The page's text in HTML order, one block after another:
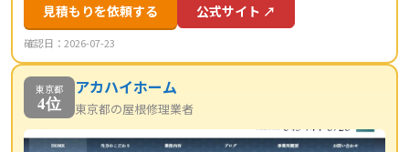
見積もりを依頼する 公式サイト ↗
確認日：2026-07-23
東京都
4位
アカハイホーム
東京都の屋根修理業者